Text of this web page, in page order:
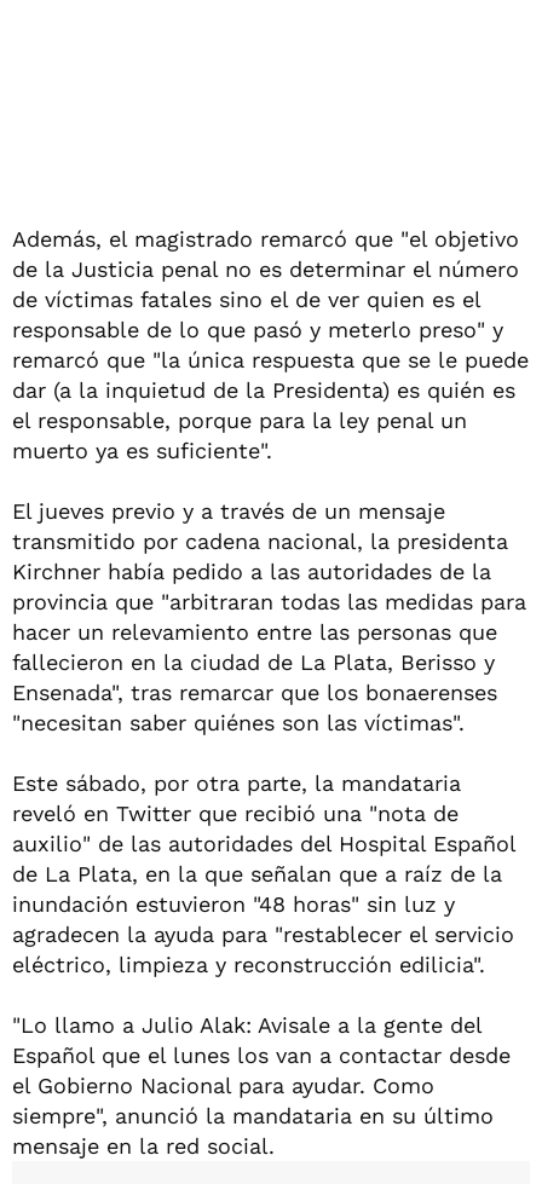
Además, el magistrado remarcó que "el objetivo
de la Justicia penal no es determinar el número
de víctimas fatales sino el de ver quien es el
responsable de lo que pasó y meterlo preso" y
remarcó que "la única respuesta que se le puede
dar (a la inquietud de la Presidenta) es quién es
el responsable, porque para la ley penal un
muerto ya es suficiente".
El jueves previo y a través de un mensaje
transmitido por cadena nacional, la presidenta
Kirchner había pedido a las autoridades de la
provincia que "arbitraran todas las medidas para
hacer un relevamiento entre las personas que
fallecieron en la ciudad de La Plata, Berisso y
Ensenada", tras remarcar que los bonaerenses
"necesitan saber quiénes son las víctimas".
Este sábado, por otra parte, la mandataria
reveló en Twitter que recibió una "nota de
auxilio" de las autoridades del Hospital Español
de La Plata, en la que señalan que a raíz de la
inundación estuvieron "48 horas" sin luz y
agradecen la ayuda para "restablecer el servicio
eléctrico, limpieza y reconstrucción edilicia".
"Lo llamo a Julio Alak: Avisale a la gente del
Español que el lunes los van a contactar desde
el Gobierno Nacional para ayudar. Como
siempre", anunció la mandataria en su último
mensaje en la red social.